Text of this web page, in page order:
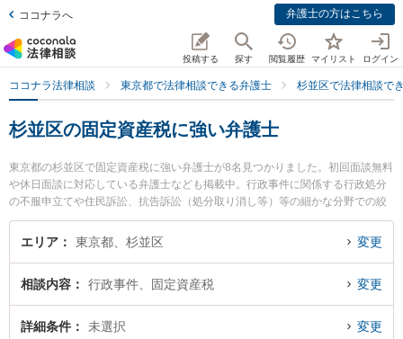
ココナラへ 弁護士の方はこちら
投稿する 探す 閲覧履歴 マイリスト ログイン
ココナラ法律相談 東京都で法律相談できる弁護士 杉並区で法律相談で
杉並区の固定資産税に強い弁護士
東京都の杉並区で固定資産税に強い弁護士が8名見つかりました。初回面談無料
や休日面談に対応している弁護士なども掲載中。行政事件に関係する行政処分
の不服申立てや住民訴訟、抗告訴訟（処分取り消し等）等の細かな分野での絞
り込み検索もでき便利です。特に弁護士法人KTG 杉並法律事務所の小島 麗香弁
護士や弁護士法人KTG 杉並法律事務所の木村 恒平弁護士、弁護士法人KTG 杉
今すぐに弁護士に相談したい』『固定資産税のトラブル解決の実績豊富な近く
の弁護士を検索したい』『初回相談無料で固定資産税を法律相談できる杉並区
内の弁護士に相談予約したい』などでお困りの相談者さんにおすすめです。
エリア 東京都、杉並区 変更
相談内容 行政事件、固定資産税 変更
詳細条件 未選択 変更